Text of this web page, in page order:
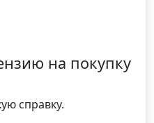
на покупку
справку.